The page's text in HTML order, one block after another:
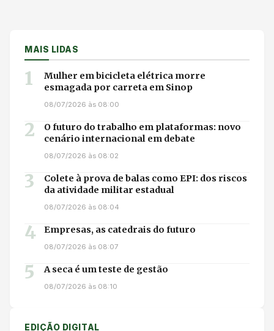
MAIS LIDAS
1
Mulher em bicicleta elétrica morre
esmagada por carreta em Sinop
08/07/2026 às 08:00
2
O futuro do trabalho em plataformas: novo
cenário internacional em debate
08/07/2026 às 08:02
3
Colete à prova de balas como EPI: dos riscos
da atividade militar estadual
08/07/2026 às 08:04
4 Empresas, as catedrais do futuro
08/07/2026 às 08:07
5 A seca é um teste de gestão
08/07/2026 às 08:10
EDIÇÃO DIGITAL